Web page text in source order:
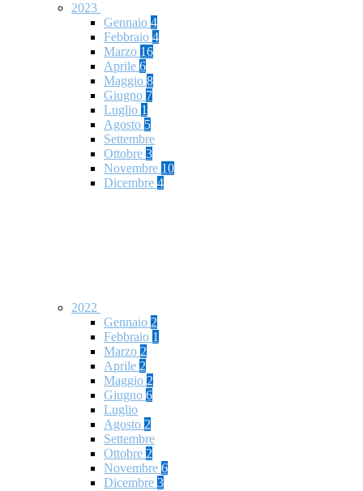
2023
Gennaio 4
Febbraio 4
Marzo 16
Aprile 6
Maggio 8
Giugno 7
Luglio 1
Agosto 5
Settembre
Ottobre 3
Novembre 10
Dicembre 4
2022
Gennaio 2
Febbraio 1
Marzo 2
Aprile 2
Maggio 2
Giugno 6
Luglio
Agosto 2
Settembre
Ottobre 2
Novembre 6
Dicembre 3